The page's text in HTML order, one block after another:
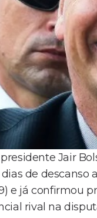
Jair
de descanso
e já confirmou
rival na